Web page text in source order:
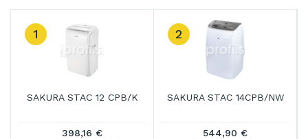
1
SAKURA STAC 12 CPB/K
398,16 €
2
SAKURA STAC 14CPB/NW
544,90 €